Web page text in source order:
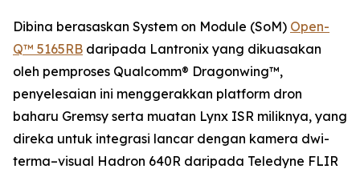
Dibina berasaskan System on Module (SoM) Open-
Q™ 5165RB daripada Lantronix yang dikuasakan
oleh pemproses Qualcomm® Dragonwing™,
penyelesaian ini menggerakkan platform dron
baharu Gremsy serta muatan Lynx ISR miliknya, yang
direka untuk integrasi lancar dengan kamera dwi-
terma–visual Hadron 640R daripada Teledyne FLIR